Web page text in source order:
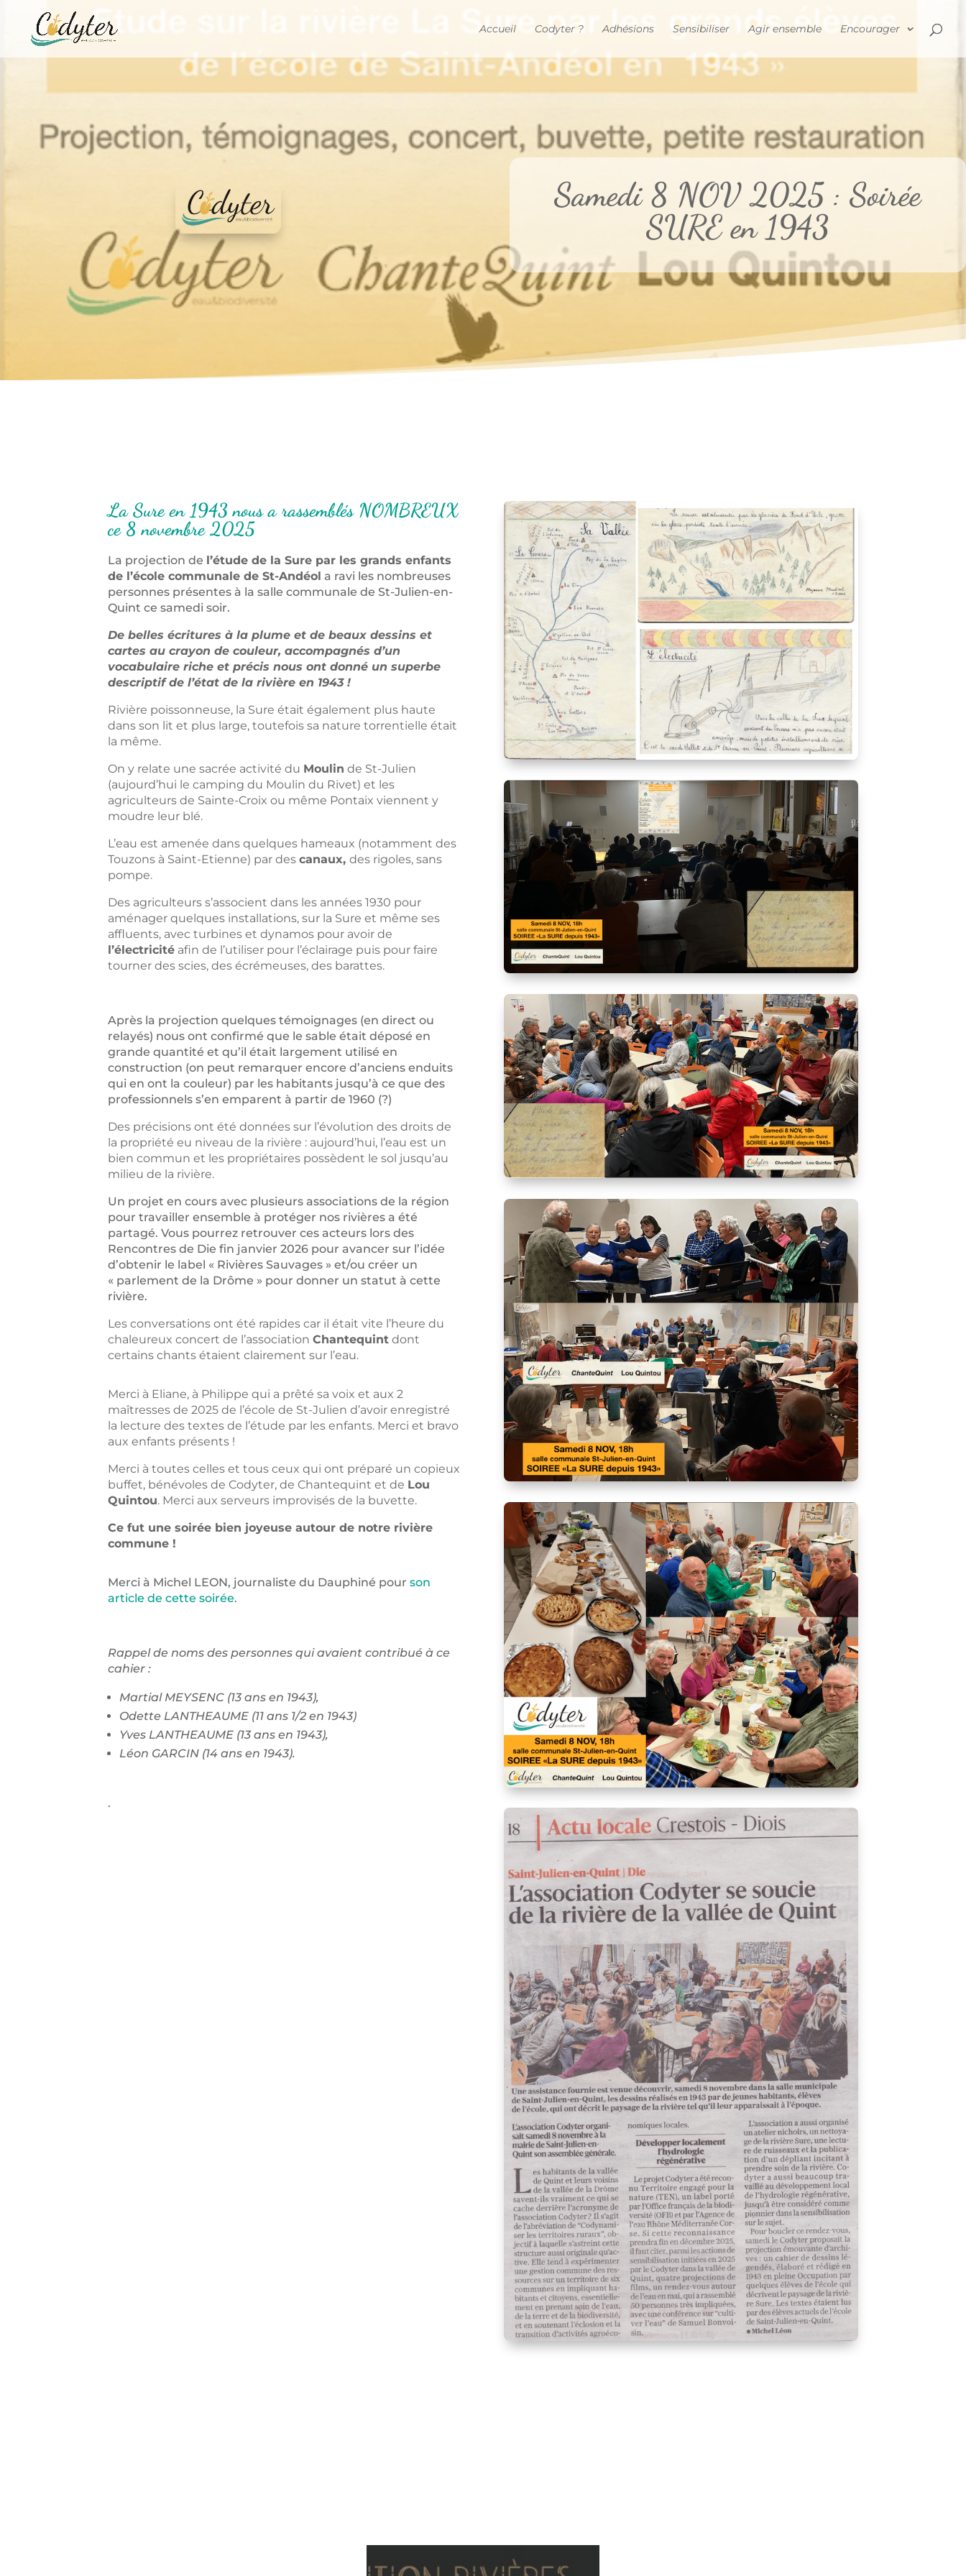
Accueil Codyter ? Adhésions Sensibiliser Agir ensemble Encourager
Samedi 8 NOV 2025 : Soirée
SURE en 1943
La Sure en 1943 nous a rassemblés NOMBREUX
ce 8 novembre 2025
La projection de l’étude de la Sure par les grands enfants
de l’école communale de St-Andéol a ravi les nombreuses
personnes présentes à la salle communale de St-Julien-en-
Quint ce samedi soir.
De belles écritures à la plume et de beaux dessins et
cartes au crayon de couleur, accompagnés d’un
vocabulaire riche et précis nous ont donné un superbe
descriptif de l’état de la rivière en 1943 !
Rivière poissonneuse, la Sure était également plus haute
dans son lit et plus large, toutefois sa nature torrentielle était
la même.
On y relate une sacrée activité du Moulin de St-Julien
(aujourd’hui le camping du Moulin du Rivet) et les
agriculteurs de Sainte-Croix ou même Pontaix viennent y
moudre leur blé.
L’eau est amenée dans quelques hameaux (notamment des
Touzons à Saint-Etienne) par descanaux,des rigoles, sans
pompe.
Des agriculteurs s’associent dans les années 1930 pour
aménager quelques installations, sur la Sure et même ses
affluents, avec turbines et dynamos pour avoir de
l’électricité afin de l’utiliser pour l’éclairage puis pour faire
tourner des scies, des écrémeuses, des barattes.
Après la projection quelques témoignages (en direct ou
relayés) nous ont confirmé que le sable était déposé en
grande quantité et qu’il était largement utilisé en
construction (on peut remarquer encore d’anciens enduits
qui en ont la couleur) par les habitants jusqu’à ce que des
professionnels s’en emparent à partir de 1960 (?)
Des précisions ont été données sur l’évolution des droits de
la propriété eu niveau de la rivière : aujourd’hui, l’eau est un
bien commun et les propriétaires possèdent le sol jusqu’au
milieu de la rivière.
Un projet en cours avec plusieurs associations de la région
pour travailler ensemble à protéger nos rivières a été
partagé. Vous pourrez retrouver ces acteurs lors des
Rencontres de Die fin janvier 2026 pour avancer sur l’idée
d’obtenir le label « Rivières Sauvages » et/ou créer un
« parlement de la Drôme » pour donner un statut à cette
rivière.
Les conversations ont été rapides car il était vite l’heure du
chaleureux concert de l’associationChantequint dont
certains chants étaient clairement sur l’eau.
Merci à Eliane, à Philippe qui a prêté sa voix et aux 2
maîtresses de 2025 de l’école de St-Julien d’avoir enregistré
la lecture des textes de l’étude par les enfants. Merci et bravo
aux enfants présents !
Merci à toutes celles et tous ceux qui ont préparé un copieux
buffet, bénévoles de Codyter, de Chantequint et de Lou
Quintou. Merci aux serveurs improvisés de la buvette.
Ce fut une soirée bien joyeuse autour de notre rivière
commune !
Merci à Michel LEON, journaliste du Dauphiné pourson
article de cette soirée.
Rappel de noms des personnes qui avaient contribué à ce
cahier :
Martial MEYSENC (13 ans en 1943),
Odette LANTHEAUME (11 ans 1/2 en 1943)
Yves LANTHEAUME (13 ans en 1943),
Léon GARCIN (14 ans en 1943).
.